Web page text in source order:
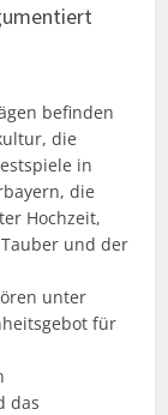
befinden
die
in
die
Hochzeit,
und der
unter
für
das